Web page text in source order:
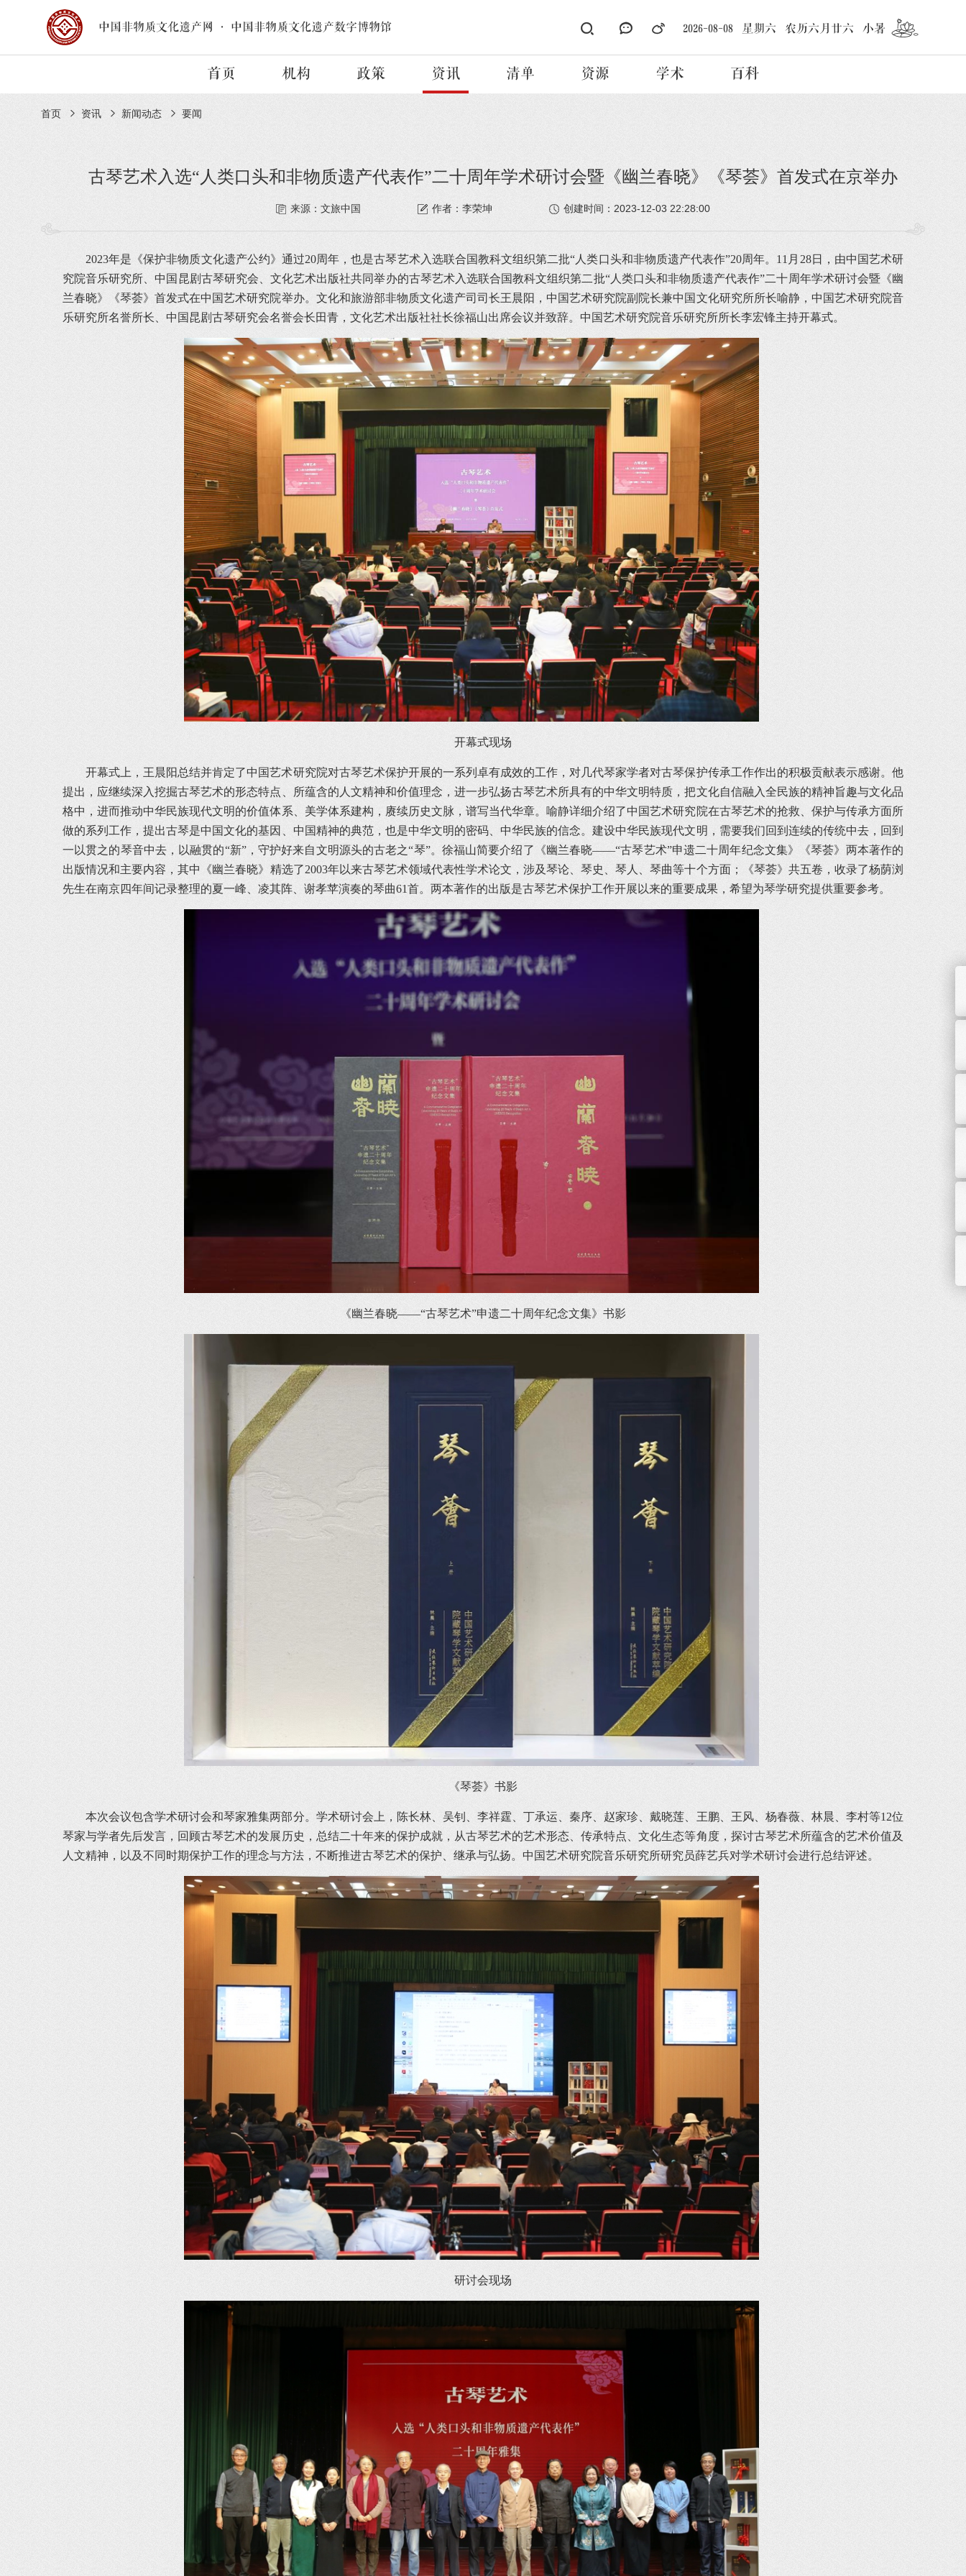
中国非物质文化遗产网 · 中国非物质文化遗产数字博物馆 2026-08-08 星期六 农历六月廿六 小暑
首页 机构 政策 资讯 清单 资源 学术 百科
首页 资讯 新闻动态 要闻
古琴艺术入选“人类口头和非物质遗产代表作”二十周年学术研讨会暨《幽兰春晓》《琴荟》首发式在京举办
来源：文旅中国 作者：李荣坤 创建时间： 2023-12-03 22:28:00
2023年是《保护非物质文化遗产公约》通过20周年，也是古琴艺术入选联合国教科文组织第二批“人类口头和非物质遗产代表作”20周年。11月28日，由中国艺术研
究院音乐研究所、中国昆剧古琴研究会、文化艺术出版社共同举办的古琴艺术入选联合国教科文组织第二批“人类口头和非物质遗产代表作”二十周年学术研讨会暨《幽
兰春晓》《琴荟》首发式在中国艺术研究院举办。文化和旅游部非物质文化遗产司司长王晨阳，中国艺术研究院副院长兼中国文化研究所所长喻静，中国艺术研究院音
乐研究所名誉所长、中国昆剧古琴研究会名誉会长田青，文化艺术出版社社长徐福山出席会议并致辞。中国艺术研究院音乐研究所所长李宏锋主持开幕式。
开幕式现场
开幕式上，王晨阳总结并肯定了中国艺术研究院对古琴艺术保护开展的一系列卓有成效的工作，对几代琴家学者对古琴保护传承工作作出的积极贡献表示感谢。他
提出，应继续深入挖掘古琴艺术的形态特点、所蕴含的人文精神和价值理念，进一步弘扬古琴艺术所具有的中华文明特质，把文化自信融入全民族的精神旨趣与文化品
格中，进而推动中华民族现代文明的价值体系、美学体系建构，赓续历史文脉，谱写当代华章。喻静详细介绍了中国艺术研究院在古琴艺术的抢救、保护与传承方面所
做的系列工作，提出古琴是中国文化的基因、中国精神的典范，也是中华文明的密码、中华民族的信念。建设中华民族现代文明，需要我们回到连续的传统中去，回到
一以贯之的琴音中去，以融贯的“新”，守护好来自文明源头的古老之“琴”。徐福山简要介绍了《幽兰春晓——“古琴艺术”申遗二十周年纪念文集》《琴荟》两本著作的
出版情况和主要内容，其中《幽兰春晓》精选了2003年以来古琴艺术领域代表性学术论文，涉及琴论、琴史、琴人、琴曲等十个方面；《琴荟》共五卷，收录了杨荫浏
先生在南京四年间记录整理的夏一峰、凌其阵、谢孝苹演奏的琴曲61首。两本著作的出版是古琴艺术保护工作开展以来的重要成果，希望为琴学研究提供重要参考。
《幽兰春晓——“古琴艺术”申遗二十周年纪念文集》书影
《琴荟》书影
本次会议包含学术研讨会和琴家雅集两部分。学术研讨会上，陈长林、吴钊、李祥霆、丁承运、秦序、赵家珍、戴晓莲、王鹏、王风、杨春薇、林晨、李村等12位
琴家与学者先后发言，回顾古琴艺术的发展历史，总结二十年来的保护成就，从古琴艺术的艺术形态、传承特点、文化生态等角度，探讨古琴艺术所蕴含的艺术价值及
人文精神，以及不同时期保护工作的理念与方法，不断推进古琴艺术的保护、继承与弘扬。中国艺术研究院音乐研究所研究员薛艺兵对学术研讨会进行总结评述。
研讨会现场